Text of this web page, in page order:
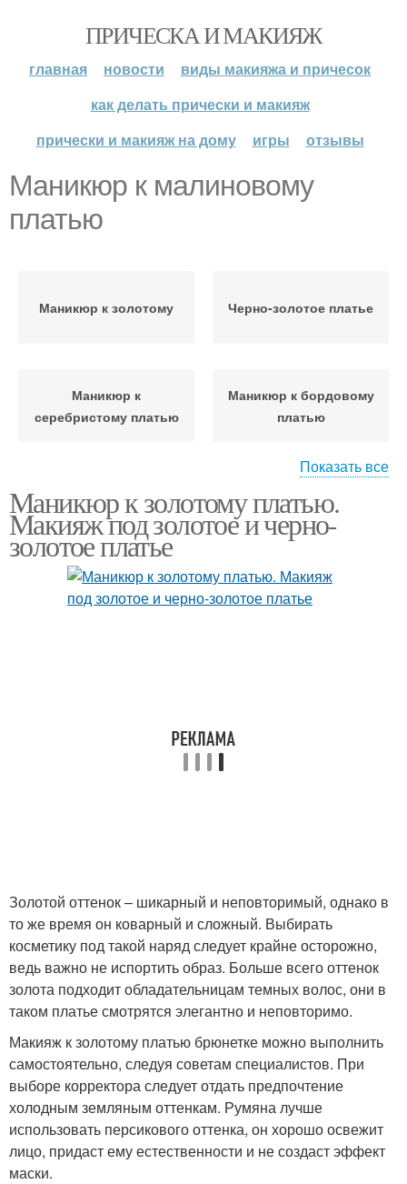
ПРИЧЕСКА И МАКИЯЖ
главная новости
виды макияжа и причесок
как делать прически и макияж
прически и макияж на дому
игры отзывы
Маникюр к малиновому
платью
Маникюр к золотому Черно-золотое платье
Маникюр к
серебристому платью
Маникюр к бордовому
платью
Лак под платье Французский маникюр
Маникюр к оранжевому
Маникюр под цвет
Показать все
Маникюр к золотому платью.
Макияж под золотое и черно-
золотое платье
Золотой оттенок – шикарный и неповторимый, однако в
то же время он коварный и сложный. Выбирать
косметику под такой наряд следует крайне осторожно,
ведь важно не испортить образ. Больше всего оттенок
золота подходит обладательницам темных волос, они в
таком платье смотрятся элегантно и неповторимо.
Макияж к золотому платью брюнетке можно выполнить
самостоятельно, следуя советам специалистов. При
выборе корректора следует отдать предпочтение
холодным земляным оттенкам. Румяна лучше
использовать персикового оттенка, он хорошо освежит
лицо, придаст ему естественности и не создаст эффект
маски.